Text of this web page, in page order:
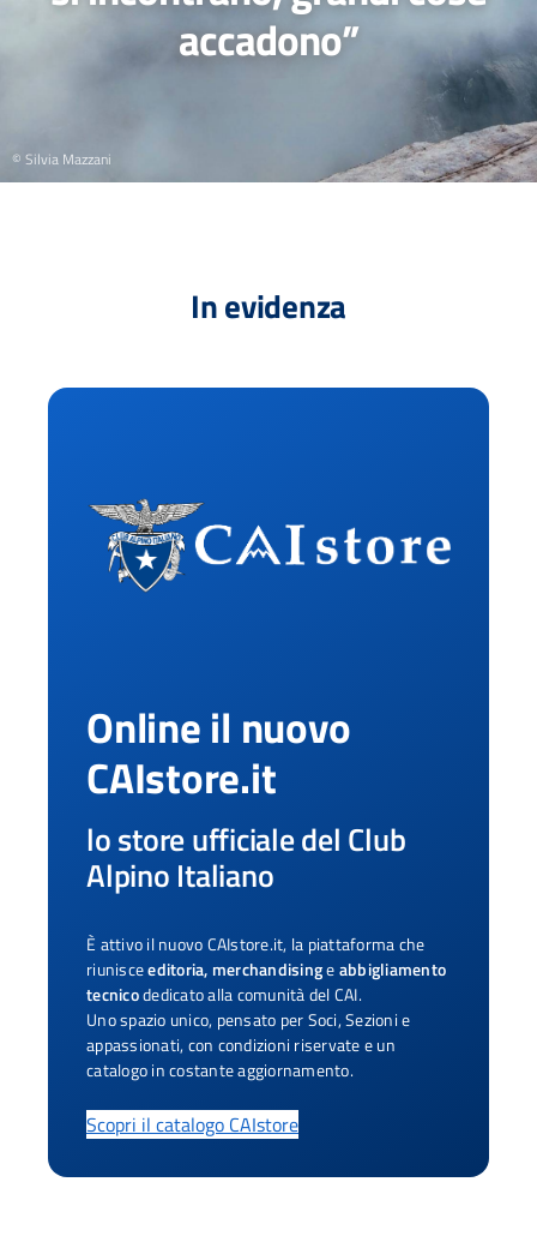
accadono”
© Silvia Mazzani
In evidenza
Online il nuovo
CAIstore.it
lo store ufficiale del Club
Alpino Italiano
È attivo il nuovo CAIstore.it, la piattaforma che
riunisceeditoria, merchandisingeabbigliamento
tecnicodedicato alla comunità del CAI.
Uno spazio unico, pensato per Soci, Sezioni e
appassionati, con condizioni riservate e un
catalogo in costante aggiornamento.
Scopri il catalogo CAIstore